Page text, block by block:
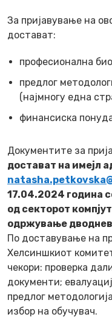
За пријавување на
достават:
професионална
предлог
(најмногу една
финансиска
Документите за
достават на имејл
17.04.2024 година
од секторот
одржување
По доставување на
Хелсиншкиот
чекори: проверка
документи;
предлог
избор на обучувач.